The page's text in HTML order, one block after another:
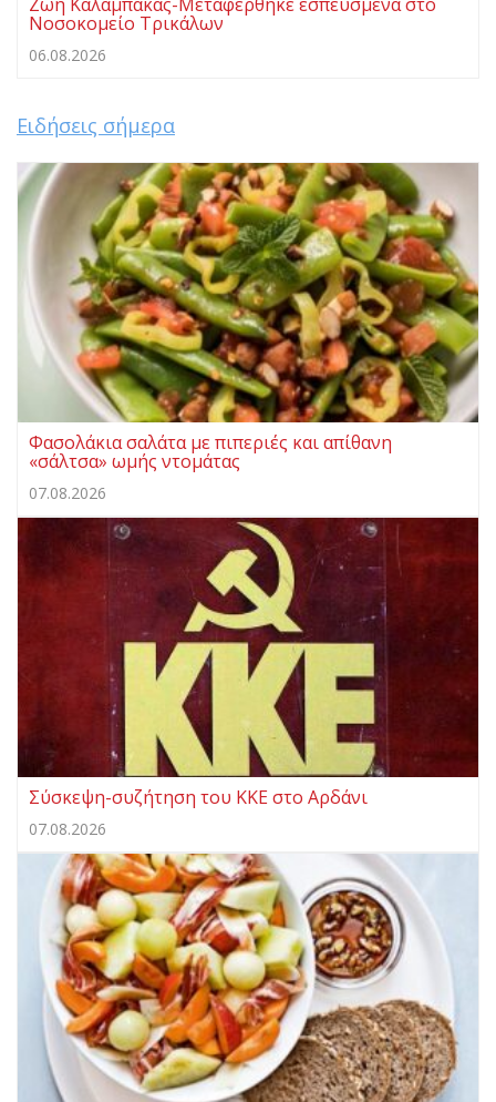
Νοσοκομείο Τρικάλων
06.08.2026
Ειδήσεις σήμερα
Φασολάκια σαλάτα με πιπεριές και απίθανη
«σάλτσα» ωμής ντομάτας
07.08.2026
Σύσκεψη-συζήτηση του ΚΚΕ στο Αρδάνι
07.08.2026